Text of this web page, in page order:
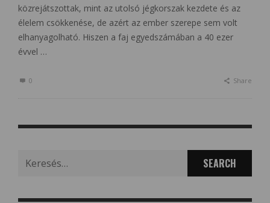
közrejátszottak, mint az utolsó jégkorszak kezdete és az
élelem csökkenése, de azért az ember szerepe sem volt
elhanyagolható. Hiszen a faj egyedszámában a 40 ezer
évvel …
0 Share
for: